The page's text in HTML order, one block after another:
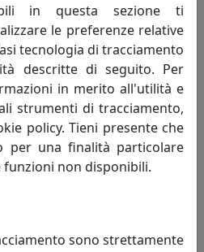
KING, COD. 0OR3310C135
61,76 €
in questa sezione ti
le preferenze relative
tecnologia di tracciamento
descritte di seguito. Per
in merito all'utilità e
strumenti di tracciamento,
policy. Tieni presente che
per una finalità particolare
non disponibili.
sono strettamente